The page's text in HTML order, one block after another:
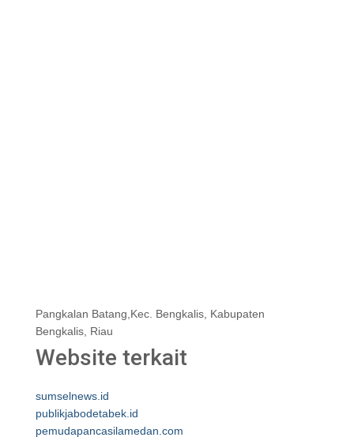
Pangkalan Batang,Kec. Bengkalis, Kabupaten
Bengkalis, Riau
Website terkait
sumselnews.id
publikjabodetabek.id
pemudapancasilamedan.com